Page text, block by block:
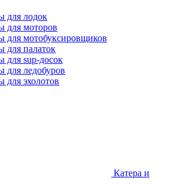
для лодок
для моторов
для мотобуксировщиков
для палаток
для sup-досок
для ледобуров
для эхолотов
Катера и